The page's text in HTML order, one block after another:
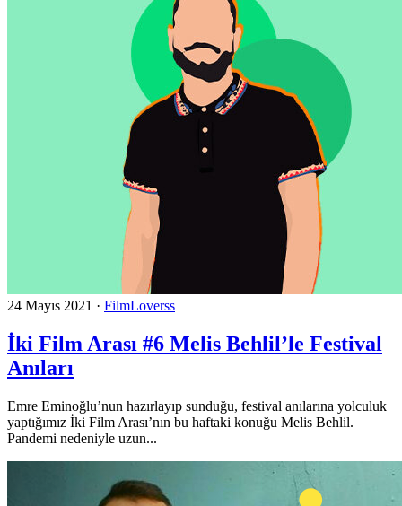
24 Mayıs 2021 · FilmLoverss
İki Film Arası #6 Melis Behlil’le Festival
Anıları
Emre Eminoğlu’nun hazırlayıp sunduğu, festival anılarına yolculuk
yaptığımız İki Film Arası’nın bu haftaki konuğu Melis Behlil.
Pandemi nedeniyle uzun...